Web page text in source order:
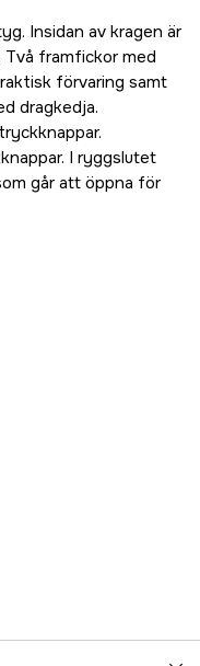
Tillfälligt slut
Insidan av kragen är
framfickor med
förvaring samt
dragkedja.
I ryggslutet
går att öppna för